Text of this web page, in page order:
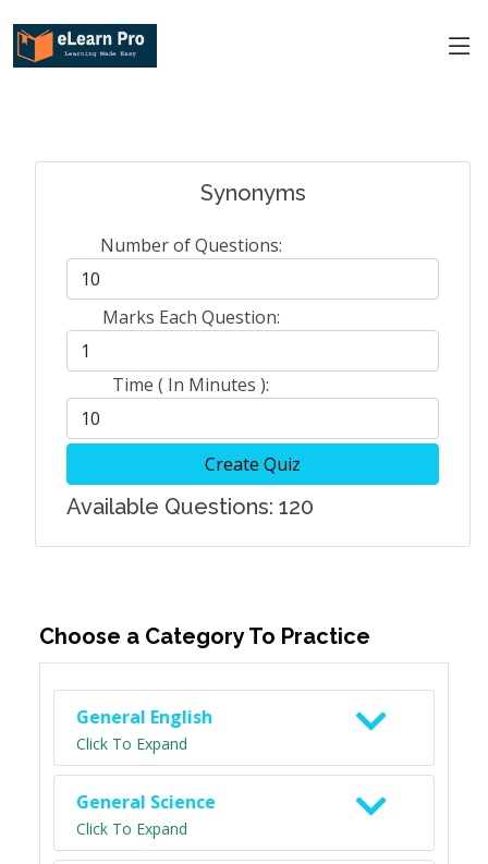
Synonyms
Number of Questions:
Marks Each Question:
Time ( In Minutes ):
Create Quiz
Available Questions: 120
Choose a Category To Practice
General English
Click To Expand
General Science
Click To Expand